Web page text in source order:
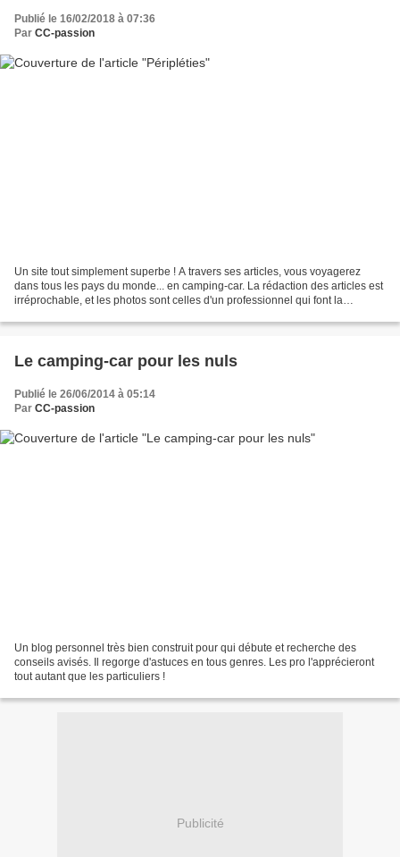
Publié le 16/02/2018 à 07:36
Par CC-passion
Un site tout simplement superbe ! A travers ses articles, vous voyagerez
dans tous les pays du monde... en camping-car. La rédaction des articles est
irréprochable, et les photos sont celles d'un professionnel qui font la
Le camping-car pour les nuls
Publié le 26/06/2014 à 05:14
Par CC-passion
Un blog personnel très bien construit pour qui débute et recherche des
conseils avisés. Il regorge d'astuces en tous genres. Les pro l'apprécieront
tout autant que les particuliers !
Publicité